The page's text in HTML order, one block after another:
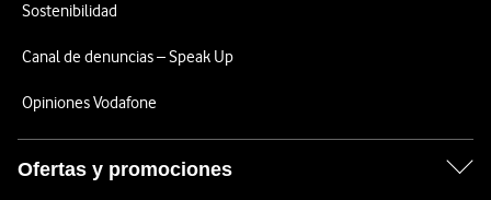
Sostenibilidad
Canal de denuncias – Speak Up
Opiniones Vodafone
Ofertas y promociones